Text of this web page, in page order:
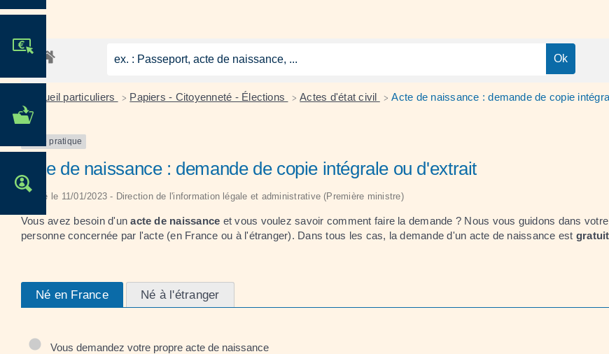
MES DÉMARCHES
Accueil particuliers > Papiers - Citoyenneté - Élections > Actes d'état civil > Acte de naissance : demande de copie
Fiche pratique
Acte de naissance : demande de copie intégrale ou d'extrait
Vérifié le 11/01/2023 - Direction de l'information légale et administrative (Première ministre)
Vous avez besoin d'unacte de naissance et vous voulez savoir comment faire la demande ? Nous vous guidons dans
personne concernée par l'acte (en France ou à l'étranger). Dans tous les cas, la demande d'un acte de naissance est
Né en France Né à l'étranger
Vous demandez votre propre acte de naissance